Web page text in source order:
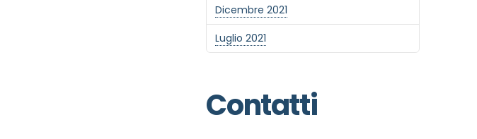
Dicembre 2021
Luglio 2021
Contatti